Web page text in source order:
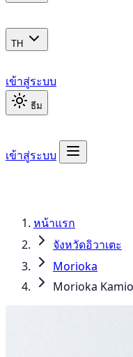
TH
เข้าสู่ระบบ
ธีม
เข้าสู่ระบบ
หน้าแรก
จังหวัดอิวาเตะ
Morioka
Morioka